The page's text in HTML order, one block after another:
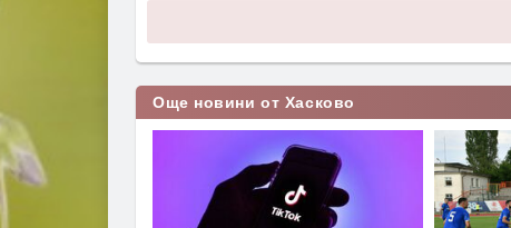
Още новини от Хасково